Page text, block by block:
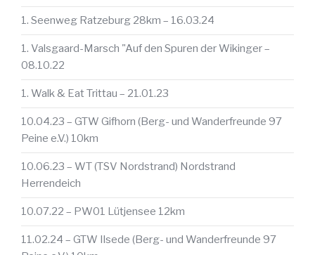
1. Seenweg Ratzeburg 28km – 16.03.24
1. Valsgaard-Marsch "Auf den Spuren der Wikinger –
08.10.22
1. Walk & Eat Trittau – 21.01.23
10.04.23 – GTW Gifhorn (Berg- und Wanderfreunde 97
Peine e.V.) 10km
10.06.23 – WT (TSV Nordstrand) Nordstrand
Herrendeich
10.07.22 – PW01 Lütjensee 12km
11.02.24 – GTW Ilsede (Berg- und Wanderfreunde 97